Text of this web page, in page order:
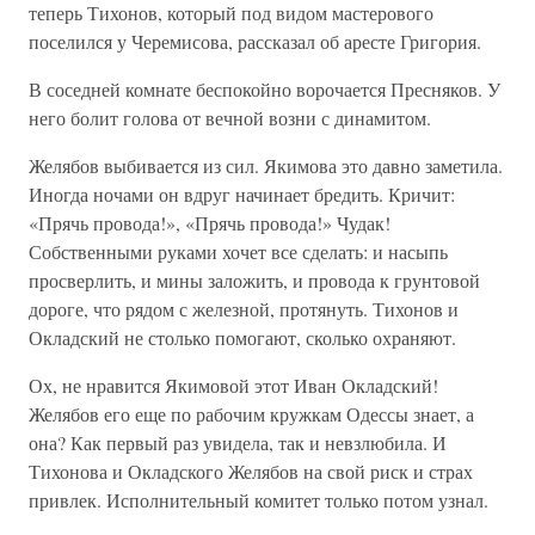
теперь Тихонов, который под видом мастерового
поселился у Черемисова, рассказал об аресте Григория.
В соседней комнате беспокойно ворочается Пресняков. У
него болит голова от вечной возни с динамитом.
Желябов выбивается из сил. Якимова это давно заметила.
Иногда ночами он вдруг начинает бредить. Кричит:
«Прячь провода!», «Прячь провода!» Чудак!
Собственными руками хочет все сделать: и насыпь
просверлить, и мины заложить, и провода к грунтовой
дороге, что рядом с железной, протянуть. Тихонов и
Окладский не столько помогают, сколько охраняют.
Ох, не нравится Якимовой этот Иван Окладский!
Желябов его еще по рабочим кружкам Одессы знает, а
она? Как первый раз увидела, так и невзлюбила. И
Тихонова и Окладского Желябов на свой риск и страх
привлек. Исполнительный комитет только потом узнал.